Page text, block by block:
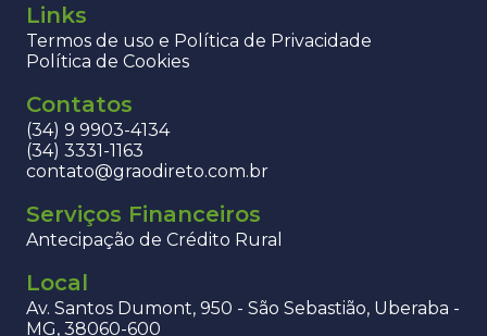
Links
Termos de uso e Política de Privacidade
Política de Cookies
Contatos
(34) 9 9903-4134
(34) 3331-1163
contato@graodireto.com.br
Serviços Financeiros
Antecipação de Crédito Rural
Local
Av. Santos Dumont, 950 - São Sebastião, Uberaba -
MG, 38060-600